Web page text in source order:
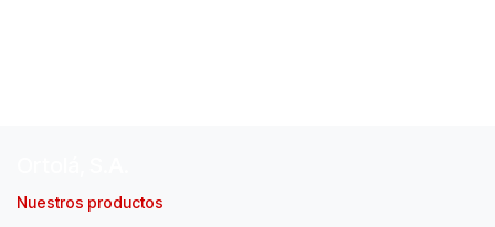
Nuestros productos